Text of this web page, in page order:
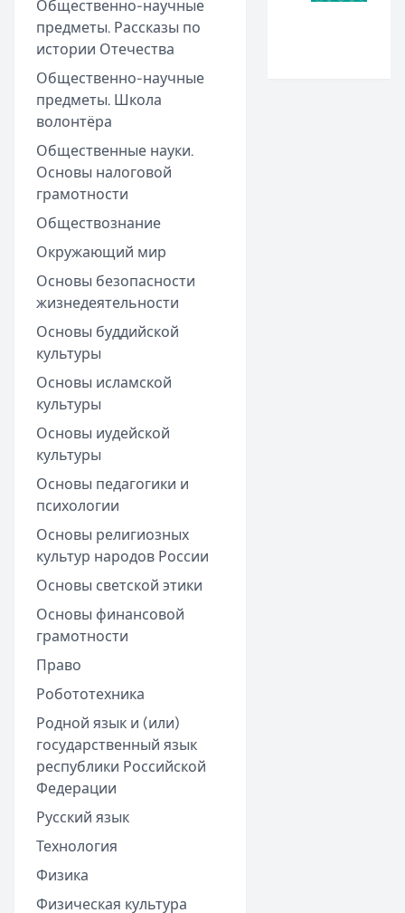
Общественно-научные
предметы. Рассказы по
истории Отечества
Общественно-научные
предметы. Школа
волонтёра
Общественные науки.
Основы налоговой
грамотности
Обществознание
Окружающий мир
Основы безопасности
жизнедеятельности
Основы буддийской
культуры
Основы исламской
культуры
Основы иудейской
культуры
Основы педагогики и
психологии
Основы религиозных
культур народов России
Основы светской этики
Основы финансовой
грамотности
Право
Робототехника
Родной язык и (или)
государственный язык
республики Российской
Федерации
Русский язык
Технология
Физика
Физическая культура